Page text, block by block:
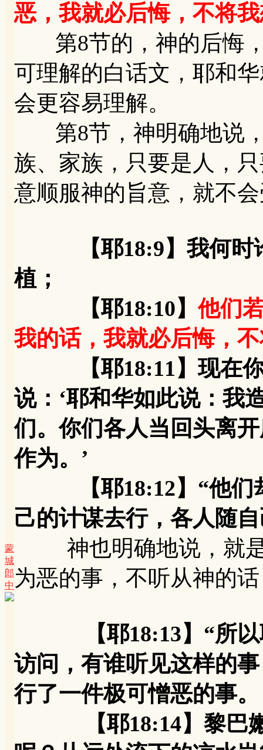
蒙
城
郎
中
恶，我就必后悔，不将
第8节的，神的后悔，
可理解的白话文，耶和
会更容易理解。
第8节，神明确地说，
族、家族，只要是人，
意顺服神的旨意，就不
【耶18:9】我何
植；
【耶18:10】他们
我的话，我就必后悔，
【耶18:11】现在你
说：‘耶和华如此说：我
们。你们各人当回头离
作为。’
【耶18:12】“他们却
己的计谋去行，各人随
神也明确地说，就是
为恶的事，不听从神的
【耶18:13】“所
访问，有谁听见这样的
行了一件极可憎恶的事。
【耶18:14】黎巴嫩